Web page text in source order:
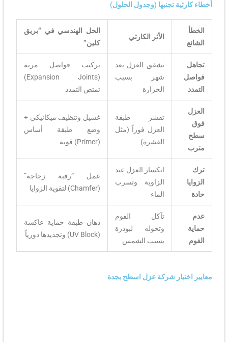
أخطاء كارثية تجنبها (وجدول الحلول)
الخطأ
الشائع
الأثر الكارثي
الحل الهندسي في “بريق
كلين”
تجاهل
فواصل
التمدد
تشقق العزل بعد
شهر بسبب
الحرارة
تركيب فواصل مرنة
(Expansion Joints)
تمتص التمدد
العزل
فوق
سطح
مترب
تقشر طبقة
العزل فوراً (مثل
القشرة)
غسيل وتنظيف ميكانيكي +
وضع طبقة أساس
(Primer) قوية
ترك
الزوايا
حادة
انكسار العزل عند
الزاوية وتسرب
الماء
عمل “رقبة زجاجة”
(Chamfer) لتقوية الزوايا
عدم
حماية
الفوم
تآكل الفوم
وتحوله لبودرة
بسبب الشمس
دهان طبقة حماية عاكسة
(UV Block) وتجديدها دورياً
معايير اختيار شركة عزل اسطح بجدة